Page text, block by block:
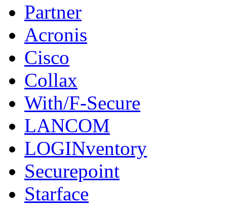
Partner
Acronis
Cisco
Collax
With/F-Secure
LANCOM
LOGINventory
Securepoint
Starface